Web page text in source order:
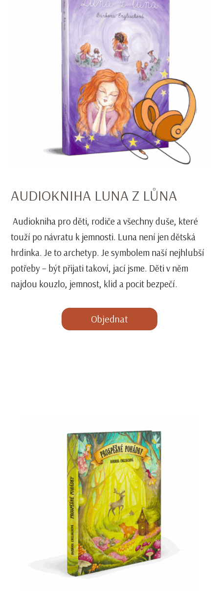
AUDIOKNIHA LUNA Z LŮNA
Audiokniha pro děti, rodiče a všechny duše, které
touží po návratu k jemnosti. Luna není jen dětská
hrdinka. Je to archetyp. Je symbolem naší nejhlubší
potřeby – být přijati takoví, jací jsme. Děti v něm
najdou kouzlo, jemnost, klid a pocit bezpečí.
Objednat